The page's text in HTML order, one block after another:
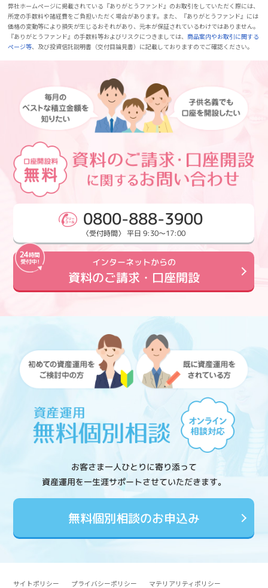
弊社ホームページに掲載されている『ありがとうファンド』のお取引をしていただく際には、
所定の手数料や諸経費をご負担いただく場合があります。また、『ありがとうファンド』には
価格の変動等により損失が生じるおそれがあり、元本が保証されているわけではありません。
『ありがとうファンド』の手数料等およびリスクにつきましては、商品案内やお取引に関する
ページ等、及び投資信託説明書（交付目論見書）に記載しておりますのでご確認ください。
0800-888-3900
〈受付時間〉 平日 9:30～17:00
インターネットからの
資料のご請求・口座開設
お客さま一人ひとりに寄り添って
資産運用を一生涯サポートさせていただきます。
無料個別相談のお申込み
サイトポリシー プライバシーポリシー マテリアリティポリシー